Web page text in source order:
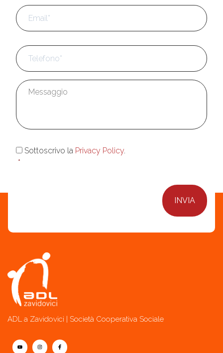
Email
Telefono *
Messaggio
Consenso
Sottoscrivo la Privacy Policy.
*
ADL a Zavidovici | Società Cooperativa Sociale